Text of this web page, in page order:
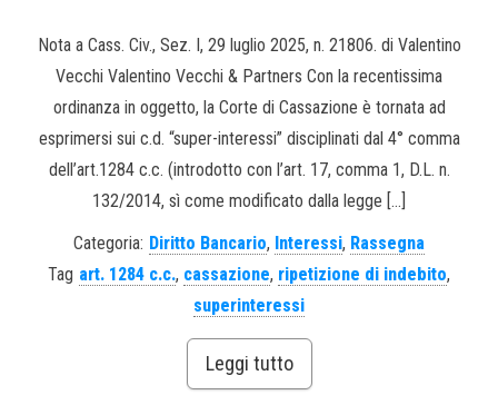
Nota a Cass. Civ., Sez. I, 29 luglio 2025, n. 21806. di Valentino
Vecchi Valentino Vecchi & Partners Con la recentissima
ordinanza in oggetto, la Corte di Cassazione è tornata ad
esprimersi sui c.d. “super-interessi” disciplinati dal 4° comma
dell’art.1284 c.c. (introdotto con l’art. 17, comma 1, D.L. n.
132/2014, sì come modificato dalla legge […]
Categoria: Diritto Bancario, Interessi, Rassegna
Tag art. 1284 c.c., cassazione, ripetizione di indebito,
superinteressi
Leggi tutto